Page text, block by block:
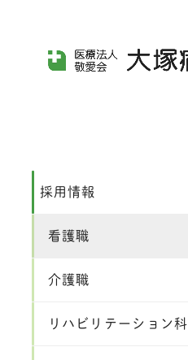
採用情報
看護職
介護職
リハビリテーション科